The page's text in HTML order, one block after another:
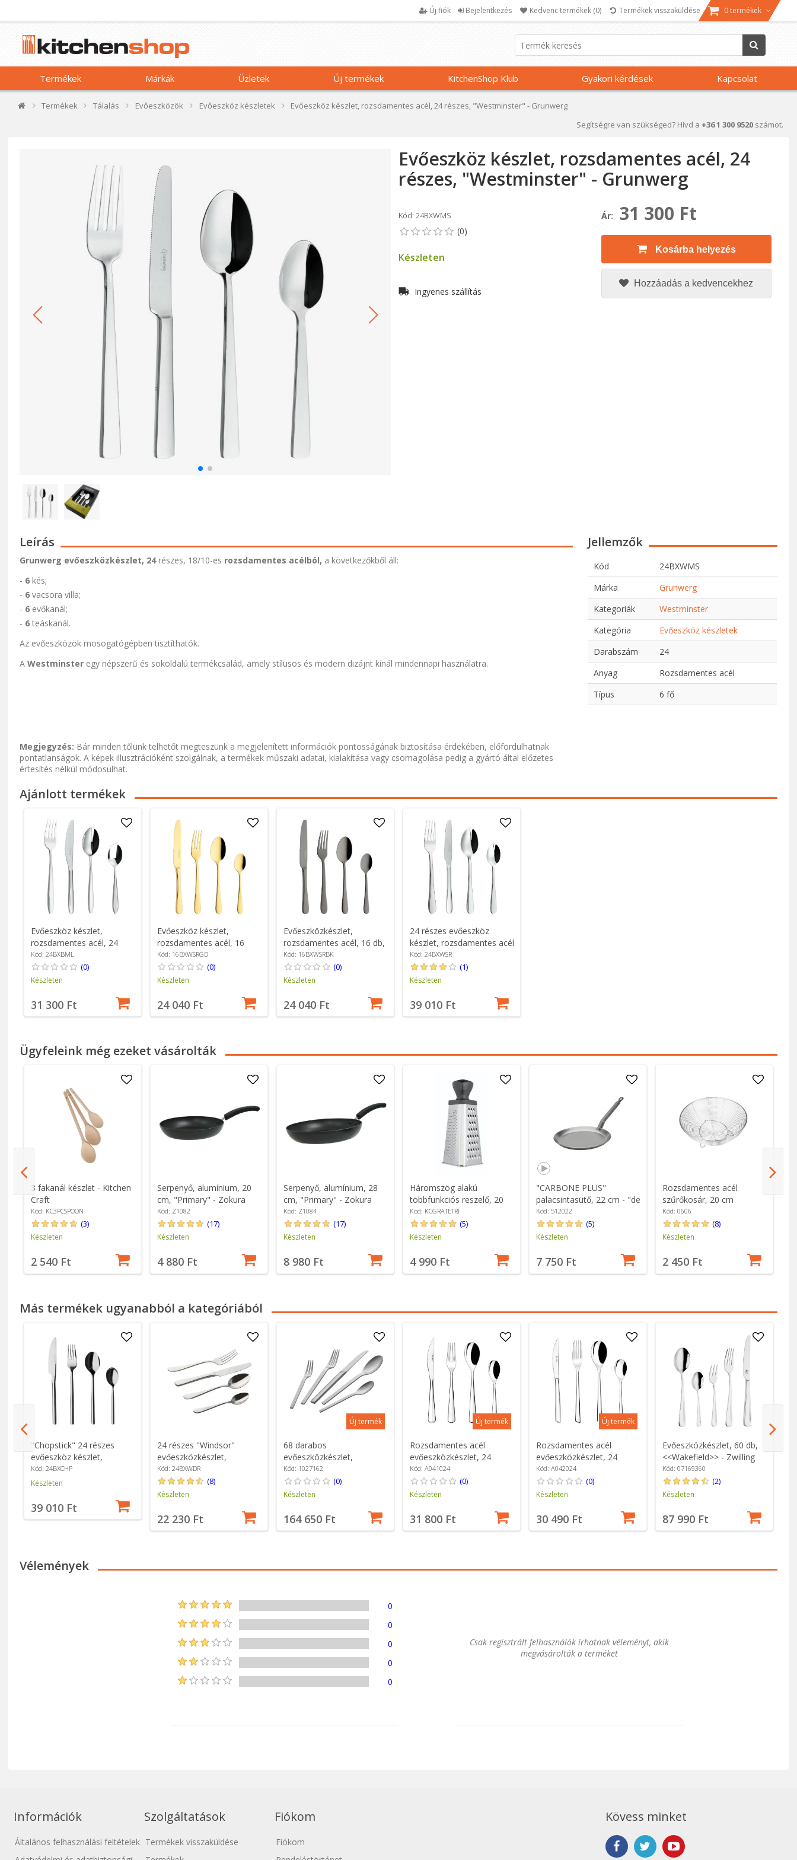
Új fiók Bejelentkezés Kedvenc termékek (0) Termékek visszaküldése 0 termékek
Termékek Márkák Üzletek Új termékek KitchenShop Klub Gyakori kérdések Kapcsolat
Termékek Tálalás Evőeszközök Evőeszköz készletek
Evőeszköz készlet, rozsdamentes acél, 24 részes, "Westminster" - Grunwerg
Segítségre van szükséged? Hívd a +36 1 300 9520számot.
Evőeszköz készlet, rozsdamentes acél, 24
részes, "Westminster" - Grunwerg
Kód: 24BXWMS
Készleten
Ingyenes szállítás
Ár: 31 300 Ft
Kosárba helyezés
Hozzáadás a kedvencekhez
Leírás
Grunwerg evőeszközkészlet, 24részes, 18/10-es rozsdamentes acélból, a következőkből áll:
- 6 kés;
- 6 vacsora villa;
- 6 evőkanál;
- 6 teáskanál.
Az evőeszközök mosogatógépben tisztíthatók.
AWestminster egy népszerű és sokoldalú termékcsalád, amely stílusos és modern dizájnt kínál mindennapi használatra.
Jellemzők
Kód
24BXWMS
Márka
Grunwerg
Kategoriák
Westminster
Kategória
Evőeszköz készletek
Darabszám
24
Anyag
Rozsdamentes acél
Típus
6 fő
Megjegyzés: Bár minden tőlünk telhetőt megteszünk a megjelenített információk pontosságának biztosítása érdekében, előfordulhatnak
pontatlanságok. A képek illusztrációként szolgálnak, a termékek műszaki adatai, kialakítása vagy csomagolása pedig a gyártó által előzetes
értesítés nélkül módosulhat.
Ajánlott termékek
Evőeszköz készlet,
rozsdamentes acél, 24
részes, "Balmoral" -
Grunwerg
Kód: 24BXBML
(0)
Készleten
31 300 Ft
Evőeszköz készlet,
rozsdamentes acél, 16
részes, "Windsor", arany -
Grunwerg
Kód: 16BXWSRGD
(0)
Készleten
24 040 Ft
Evőeszközkészlet,
rozsdamentes acél, 16 db,
"Windsor", fekete -
Grunwerg
Kód: 16BXWSRBK
(0)
Készleten
24 040 Ft
24 részes evőeszköz
készlet, rozsdamentes acél
- Grunwerg
Kód: 24BXWSR
(1)
Készleten
39 010 Ft
Ügyfeleink még ezeket vásárolták
3 fakanál készlet - Kitchen
Craft
Kód: KC3PCSPOON
(3)
Készleten
2 540 Ft
Serpenyő, alumínium, 20
cm, "Primary" - Zokura
Kód: Z1082
(17)
Készleten
4 880 Ft
Serpenyő, alumínium, 28
cm, "Primary" - Zokura
Kód: Z1084
(17)
Készleten
8 980 Ft
Háromszög alakú
többfunkciós reszelő, 20
cm, rozsdamentes acél -
Kitchen Craft
Kód: KCGRATETRI
(5)
Készleten
4 990 Ft
"CARBONE PLUS"
palacsintasütő, 22 cm - "de
Buyer" márka
Kód: 512022
(5)
Készleten
7 750 Ft
Rozsdamentes acél
szűrőkosár, 20 cm
Kód: 0606
(8)
Készleten
2 450 Ft
Más termékek ugyanabból a kategóriából
"Chopstick" 24 részes
evőeszköz készlet,
rozsdamentes acél -
Grunwerg
Kód: 24BXCHP
Készleten
39 010 Ft
24 részes "Windsor"
evőeszközkészlet,
rozsdamentes acél -
Grunwerg
Kód: 24BXWDR
(8)
Készleten
22 230 Ft
Új termék
68 darabos
evőeszközkészlet,
rozsdamentes acél,
"Minimale", Hammered -
Zwilling
Kód: 1027162
(0)
Készleten
164 650 Ft
Új termék
Rozsdamentes acél
evőeszközkészlet, 24
darabos, "Torino" - BRA
Kód: A041024
(0)
Készleten
31 800 Ft
Új termék
Rozsdamentes acél
evőeszközkészlet, 24
darabos, "Bari" - BRA
Kód: A042024
(0)
Készleten
30 490 Ft
Evőeszközkészlet, 60 db,
<<Wakefield>> - Zwilling
Kód: 07169360
(2)
Készleten
87 990 Ft
Vélemények
0
0
0
0
0
Csak regisztrált felhasználók írhatnak véleményt, akik
megvásárolták a terméket
Információk
Általános felhasználási feltételek
Szolgáltatások
Termékek visszaküldése
Fiókom
Fiókom
Kövess minket